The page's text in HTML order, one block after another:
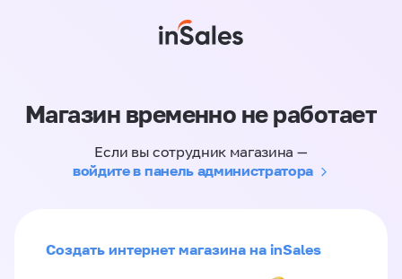
Магазин временно не работает
Если вы сотрудник магазина —
войдите в панель администратора
Создать интернет магазина на inSales